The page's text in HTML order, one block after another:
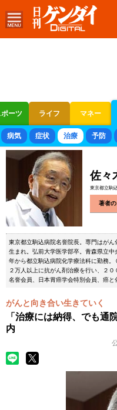
ーツ ライフ マネー
ボートレース 競輪 オート
病気 症状 治療 予防
佐々
東京都立駒
著者
東京都立駒込病院名誉院長。専門はが
生まれ。弘前大学医学部卒。青森県立
年から都立駒込病院化学療法科に勤務。
２万人以上に抗がん剤治療を行い、２
名誉会員、日本胃癌学会特別会員、癌と
がんと向き合い生きていく
「治療には納得、でも
内